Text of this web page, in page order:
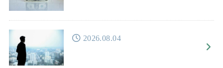
2026.08.04